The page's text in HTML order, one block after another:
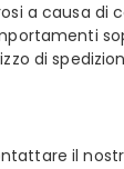
a causa di
di
il